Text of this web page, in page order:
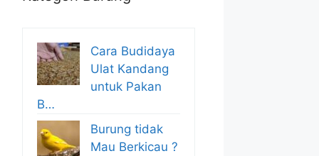
Cara Budidaya
Ulat Kandang
untuk Pakan
B…
Burung tidak
Mau Berkicau ?